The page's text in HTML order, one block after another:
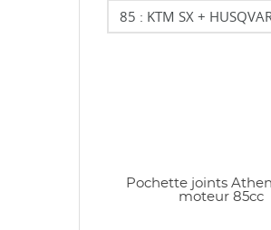
Pochette joints
moteur 85cc